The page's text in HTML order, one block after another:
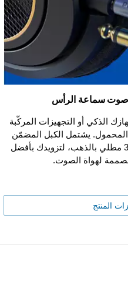
صوت سماعة الرأس
الذكي أو التجهيزات المركّبة
المحمول. يشتمل الكبل المضمّن
على محوّل مقبس من 6,3 مم إلى 3,5 مطلي بالذهب، لتزويدك بأفضل
لهواة الصوت.
المنتج